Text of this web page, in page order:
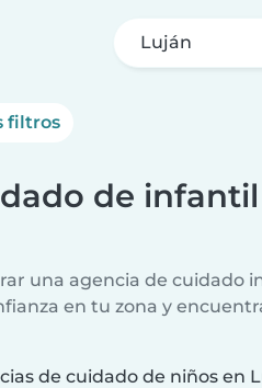
Luján
filtros
de
una agencia de cuidado
en tu zona y
de cuidado de niños en